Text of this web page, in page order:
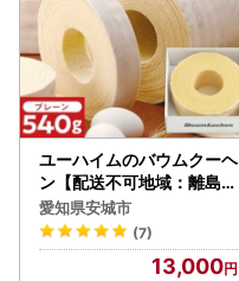
ユーハイムのバウムクーヘ
ン【配送不可地域：離島】
【1149365】
愛知県安城市
(7)
13,000